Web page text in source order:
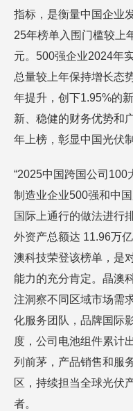
指标，是衡量中国企业
25年榜单入围门槛较上
元。500强企业2024年
总量较上年保持增长态
年提升，创下1.95%的
新、稳健的财务优势和
年上榜，彰显中国光伏
“2025中国跨国公司100
制造业企业500强和中
国际上通行的做法进行
外资产总额达 11.96万
澳科技荣登该榜单，是
能力的充分肯定。晶澳
注洞察不同区域市场需
化服务团队，品牌国际
度，公司电池组件累计
列前茅，产品销售和服
区，持续担当全球光伏
者。